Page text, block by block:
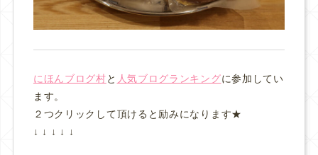
にほんブログ村と 人気ブログランキングに参加してい
ます。
２つクリックして頂けると励みになります★
↓ ↓ ↓ ↓ ↓